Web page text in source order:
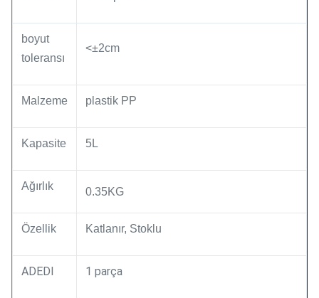
boyut
toleransı
<±2cm
Malzeme plastik PP
Kapasite 5L
Ağırlık 0.35KG
Özellik Katlanır, Stoklu
ADEDI 1 parça